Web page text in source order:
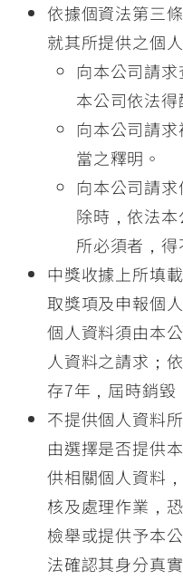
依據個資法第三
就其所提供之個
向本公司請
本公司依法得
向本公司請
當之釋明。
向本公司請
除時，依法
所必須者，得
中獎收據上所填
取獎項及申報個
個人資料須由本
人資料之請求；
存7年，屆時銷毀
不提供個人資料
由選擇是否提供
供相關個人資料
核及處理作業，
檢舉或提供予本
法確認其身分真